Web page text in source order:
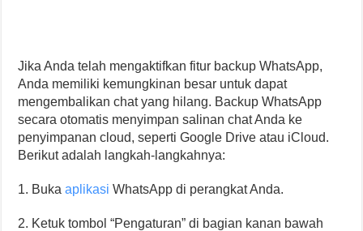
Jika Anda telah mengaktifkan fitur backup WhatsApp,
Anda memiliki kemungkinan besar untuk dapat
mengembalikan chat yang hilang. Backup WhatsApp
secara otomatis menyimpan salinan chat Anda ke
penyimpanan cloud, seperti Google Drive atau iCloud.
Berikut adalah langkah-langkahnya:
1. Bukaaplikasi WhatsApp di perangkat Anda.
2. Ketuk tombol “Pengaturan” di bagian kanan bawah